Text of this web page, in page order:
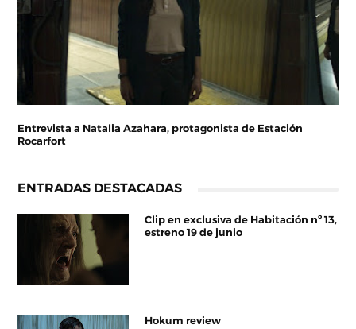
Entrevista a Natalia Azahara, protagonista de Estación
Rocarfort
ENTRADAS DESTACADAS
Clip en exclusiva de Habitación nº 13,
estreno 19 de junio
Hokum review